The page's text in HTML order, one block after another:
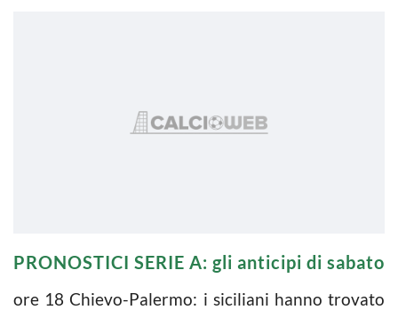
PRONOSTICI SERIE A: gli anticipi di sabato
ore 18 Chievo-Palermo: i siciliani hanno trovato